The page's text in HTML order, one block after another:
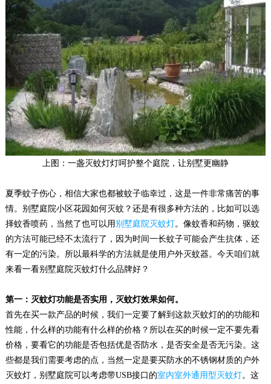
上图：一盏灭蚊灯灯呵护整个庭院，让别墅更幽静
夏季蚊子伤心，相信大家也都被蚊子临幸过，这是一件非常痛苦的事
情。别墅庭院小区花园如何灭蚊？还是有很多种方法的，比如可以选
择蚊香喷药，当然了也可以用别墅庭院灭蚊灯。像蚊香和药物，驱蚊
的方法可能已经不太流行了，因为时间一长蚊子可能会产生抗体，还
有一定的污染。所以最科学的方法就是使用户外灭蚊器。今天咱们就
来看一看别墅庭院灭蚊灯什么品牌好？
第一：灭蚊灯功能是否实用，灭蚊灯效果如何。
首先在买一款产品的时候，我们一定要了解到这款灭蚊灯的的功能和
性能，什么样的功能有什么样的价格？所以在买的时候一定不要先看
价格，要看它的功能是否包括优是否防水，是否安全是否无污染。这
些都是我们需要考虑的点，当然一定是要买防水的不锈钢材质的户外
灭蚊灯，别墅庭院可以考虑带USB接口的室内室外通用型灭蚊灯。这